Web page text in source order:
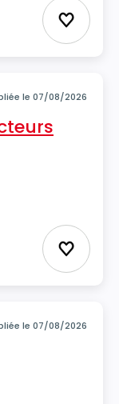
Ajouter
le 07/08/2026
Ajouter
le 07/08/2026